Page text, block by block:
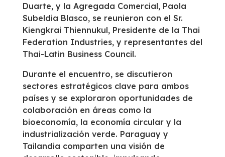
Duarte, y la Agregada Comercial, Paola
Subeldia Blasco, se reunieron con el Sr.
Kiengkrai Thiennukul, Presidente de la Thai
Federation Industries, y representantes del
Thai-Latin Business Council.
Durante el encuentro, se discutieron
sectores estratégicos clave para ambos
países y se exploraron oportunidades de
colaboración en áreas como la
bioeconomía, la economía circular y la
industrialización verde. Paraguay y
Tailandia comparten una visión de